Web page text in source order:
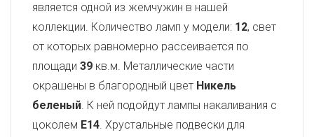
является одной из жемчужин в нашей
коллекции. Количество ламп у модели: 12, свет
от которых равномерно рассеивается по
площади 39 кв.м. Металлические части
окрашены в благородный цвет Никель
беленый. К ней подойдут лампы накаливания с
цоколем E14. Хрустальные подвески для